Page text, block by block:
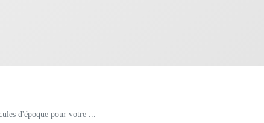
d'époque pour votre ...